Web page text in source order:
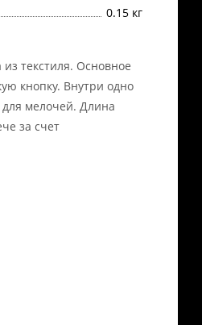
0.15 кг
текстиля. Основное
кнопку. Внутри одно
мелочей. Длина
за счет